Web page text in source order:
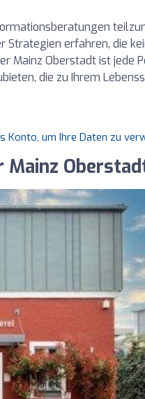
Strategien erfahren, die
Mainz Oberstadt ist jede
die zu Ihrem
Konto, um Ihre Daten zu
Mainz